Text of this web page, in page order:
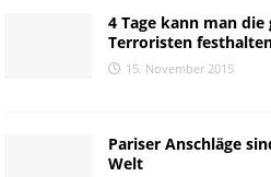
4 Tage kann man
Terroristen
15. November 2015
Pariser Anschläge
Welt